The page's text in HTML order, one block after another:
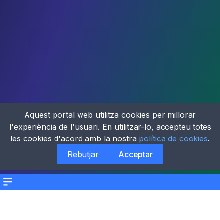
Menu
Aquest portal web utilitza cookies per millorar
l'experiència de l'usuari. En utilitzar-lo, accepteu totes
les cookies d'acord amb la nostra política de cookies.
Rebutjar
Acceptar